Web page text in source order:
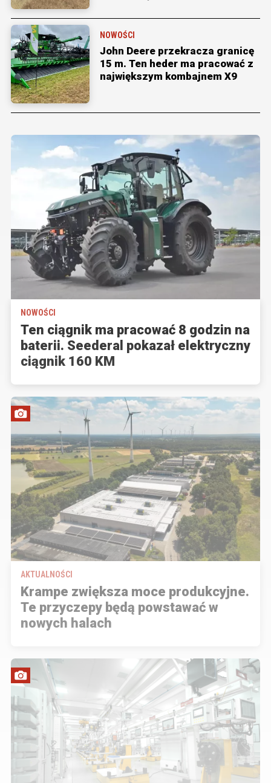
NOWOŚCI
John Deere przekracza granicę
15 m. Ten heder ma pracować z
największym kombajnem X9
NOWOŚCI
Ten ciągnik ma pracować 8 godzin na
baterii. Seederal pokazał elektryczny
ciągnik 160 KM
AKTUALNOŚCI
Krampe zwiększa moce produkcyjne.
Te przyczepy będą powstawać w
nowych halach